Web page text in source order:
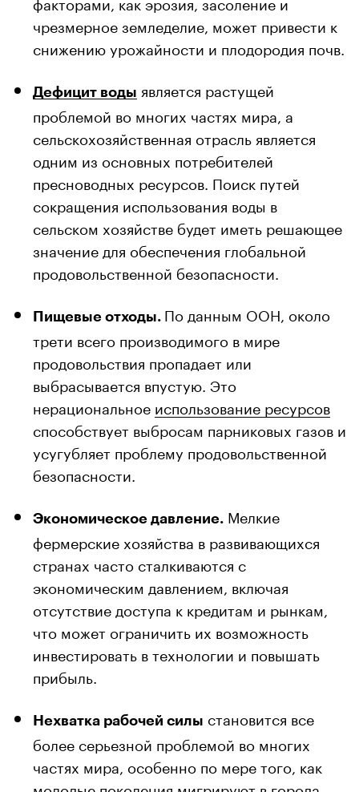
чрезмерное земледелие, может привести к
снижению урожайности и плодородия почв.
Дефицит воды является растущей
проблемой во многих частях мира, а
сельскохозяйственная отрасль является
одним из основных потребителей
пресноводных ресурсов. Поиск путей
сокращения использования воды в
сельском хозяйстве будет иметь решающее
значение для обеспечения глобальной
продовольственной безопасности.
Пищевые отходы. По данным ООН, около
трети всего производимого в мире
продовольствия пропадает или
выбрасывается впустую. Это
нерациональное использование ресурсов
способствует выбросам парниковых газов и
усугубляет проблему продовольственной
безопасности.
Экономическое давление. Мелкие
фермерские хозяйства в развивающихся
странах часто сталкиваются с
экономическим давлением, включая
отсутствие доступа к кредитам и рынкам,
что может ограничить их возможность
инвестировать в технологии и повышать
прибыль.
Нехватка рабочей силы становится все
более серьезной проблемой во многих
частях мира, особенно по мере того, как